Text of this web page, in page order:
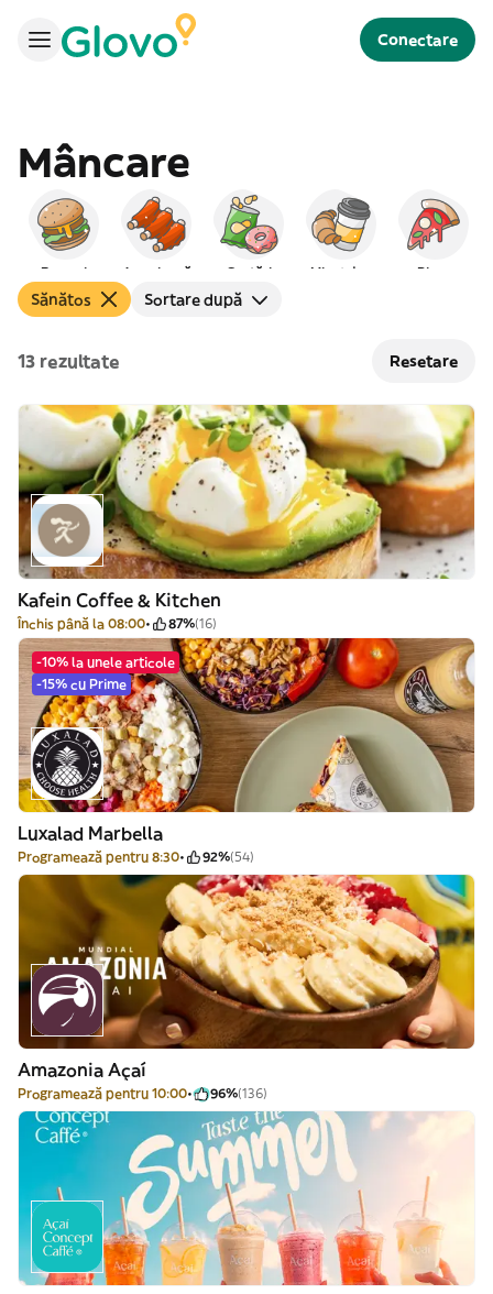
Conectare
Mâncare
Burgeri Americană Gustări Mic dejun Pizza
Sănătos Sortare după
13 rezultate Resetare
Kafein Coffee & Kitchen
Închis până la 08:00 87%(16)
-10% la unele articole
-15% cu Prime
Luxalad Marbella
Programează pentru 8:30 92%(54)
Amazonia Açaí
Programează pentru 10:00 96%(136)